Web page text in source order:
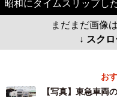
昭和にタイムスリップし
まだまだ画像
↓ スク
お
【写真】東急車両